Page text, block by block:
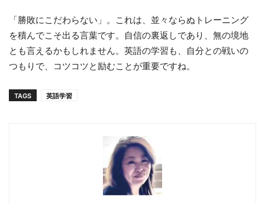
「勝敗にこだわらない」。これは、並々ならぬトレーニング
を積んでこそ出る言葉です。自信の裏返しであり、無の境地
とも言えるかもしれません。英語の学習も、自分との戦いの
つもりで、コツコツと励むことが重要ですね。
TAGS 英語学習